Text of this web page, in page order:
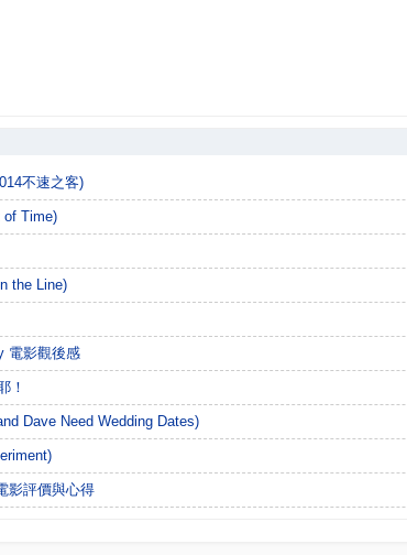
不速之客)
of Time)
the Line)
電影觀後感
！
Dave Need Wedding Dates)
影評價與心得